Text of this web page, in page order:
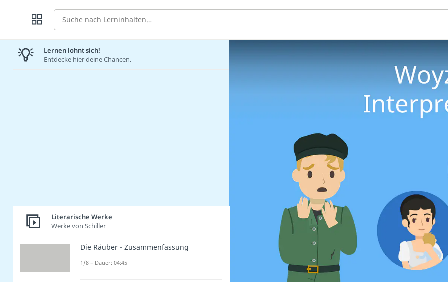
Suche
Lernen lohnt sich!
Entdecke hier deine Chancen.
Literarische Werke
Werke von Schiller
Die Räuber - Zusammenfassung
1/8 – Dauer: 04:45